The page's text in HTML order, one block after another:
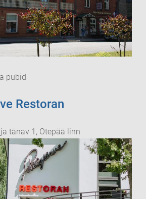
pubid
Restoran
tänav 1, Otepää linn